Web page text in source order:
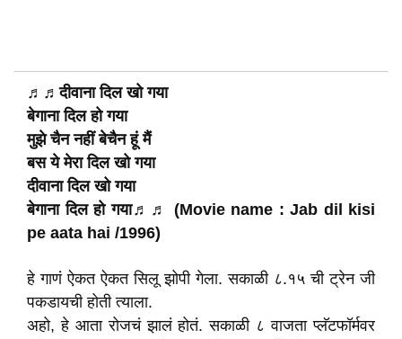
♬♬दीवाना दिल खो गया
बेगाना दिल हो गया
मुझे चैन नहीं बेचैन हूं मैं
बस ये मेरा दिल खो गया
दीवाना दिल खो गया
बेगाना दिल हो गया♬♬ (Movie name : Jab dil kisi
pe aata hai /1996)
हे गाणं ऐकत ऐकत सिलू झोपी गेला. सकाळी ८.१५ ची ट्रेन जी
पकडायची होती त्याला.
अहो, हे आता रोजचं झालं होतं. सकाळी ८ वाजता प्लॅटफॉर्मवर